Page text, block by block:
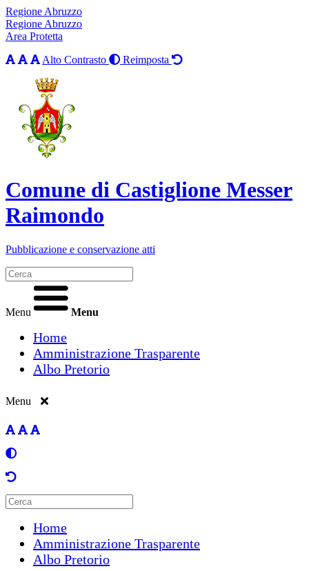
Regione Abruzzo
Regione Abruzzo
Area Protetta
Alto Contrasto
Reimposta
Comune di Castiglione Messer
Raimondo
Pubblicazione e conservazione atti
Menu Menu
Home
Amministrazione Trasparente
Albo Pretorio
Menu
Home
Amministrazione Trasparente
Albo Pretorio